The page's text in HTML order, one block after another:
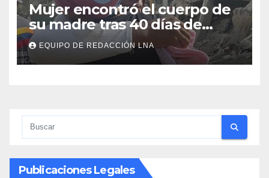
Mujer encontró el cuerpo de
su madre tras 40 días de
búsqueda en Tanaguarena
EQUIPO DE REDACCIÓN LNA
Publicaciones Legales